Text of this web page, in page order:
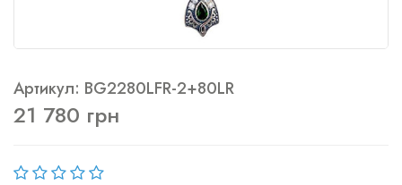
Артикул: BG2280LFR-2+80LR
21 780 грн